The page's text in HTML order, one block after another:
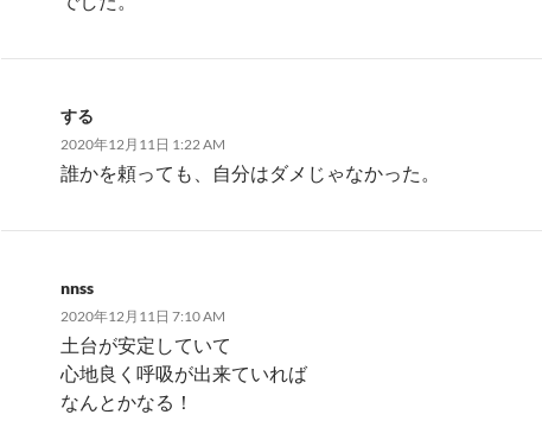
する
2020年12月11日 1:22 AM
誰かを頼っても、自分はダメじゃなかった。
nnss
2020年12月11日 7:10 AM
土台が安定していて
心地良く呼吸が出来ていれば
なんとかなる！